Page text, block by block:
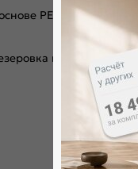
PET (Южная
под 2